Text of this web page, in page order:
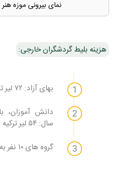
نمای بیرونی موزه
هزینه بلیط گردشگران خارجی:
بهای آزاد: ۷۲ لیر ترکیه
سال: ۵۴ لیر ترکیه
گروه های ۱۰ نفر به بالا: ۵۴ لیر ترکیه